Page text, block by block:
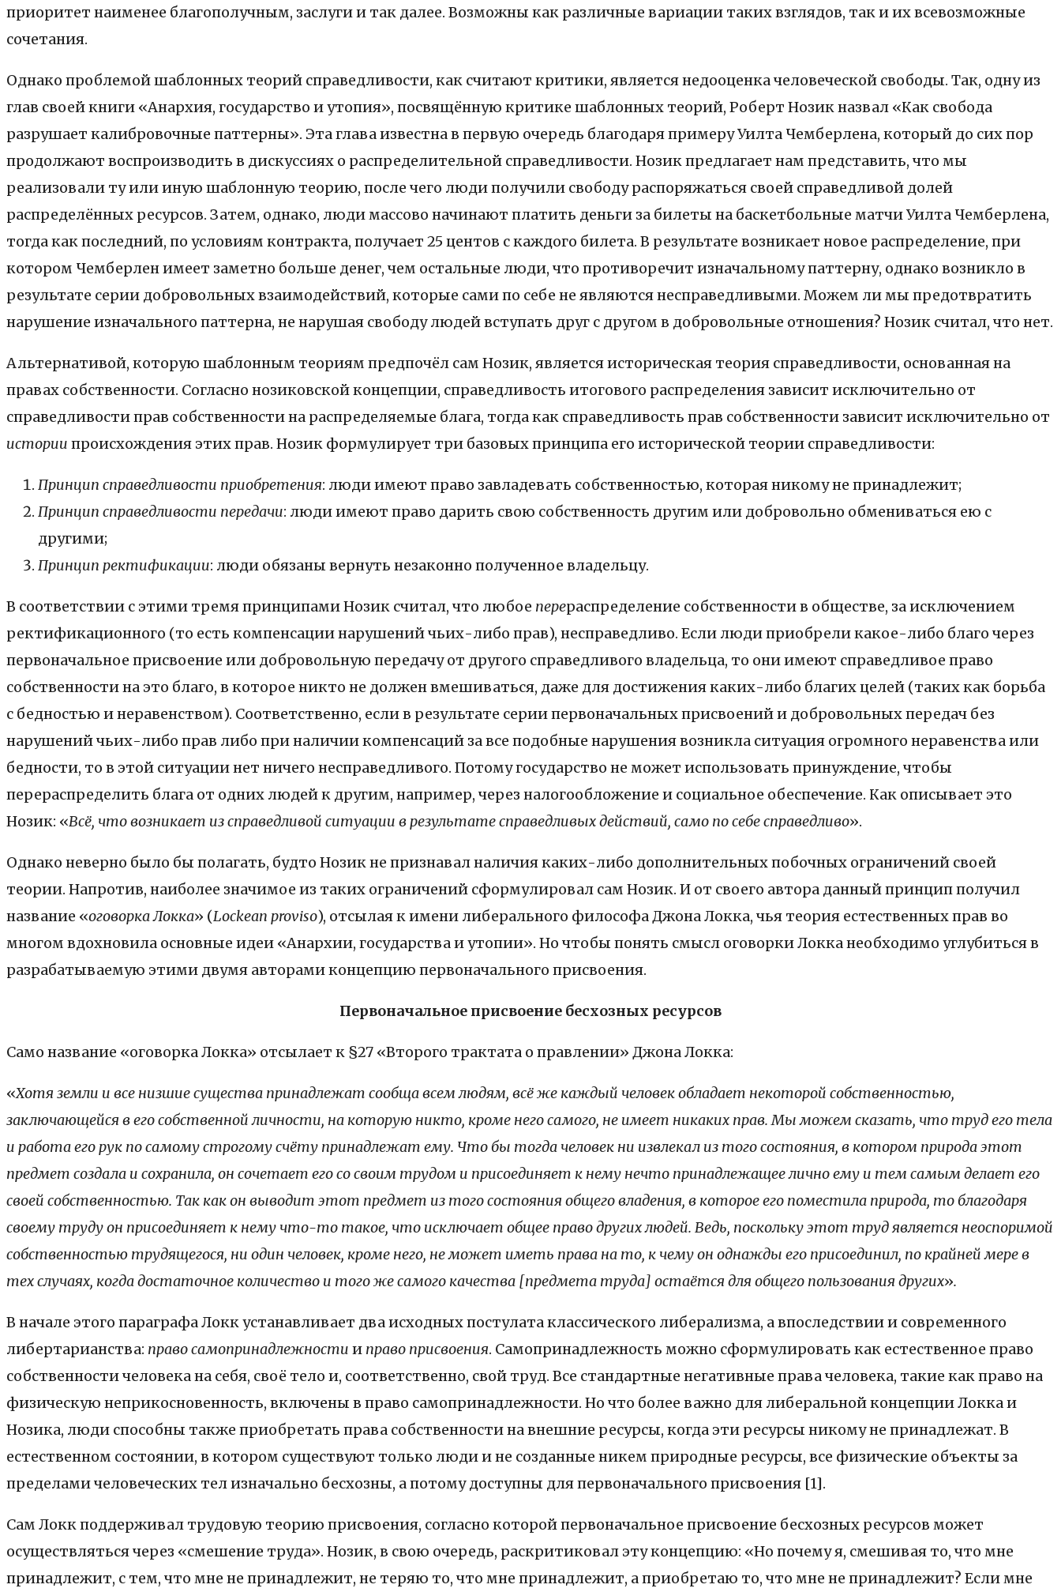
приоритет наименее благополучным, заслуги и так далее. Возможны как различные вариации таких взглядов, так и их всевозможные
сочетания.
Однако проблемой шаблонных теорий справедливости, как считают критики, является недооценка человеческой свободы. Так, одну из
глав своей книги «Анархия, государство и утопия», посвящённую критике шаблонных теорий, Роберт Нозик назвал «Как свобода
разрушает калибровочные паттерны». Эта глава известна в первую очередь благодаря примеру Уилта Чемберлена, который до сих пор
продолжают воспроизводить в дискуссиях о распределительной справедливости. Нозик предлагает нам представить, что мы
реализовали ту или иную шаблонную теорию, после чего люди получили свободу распоряжаться своей справедливой долей
распределённых ресурсов. Затем, однако, люди массово начинают платить деньги за билеты на баскетбольные матчи Уилта Чемберлена,
тогда как последний, по условиям контракта, получает 25 центов с каждого билета. В результате возникает новое распределение, при
котором Чемберлен имеет заметно больше денег, чем остальные люди, что противоречит изначальному паттерну, однако возникло в
результате серии добровольных взаимодействий, которые сами по себе не являются несправедливыми. Можем ли мы предотвратить
нарушение изначального паттерна, не нарушая свободу людей вступать друг с другом в добровольные отношения? Нозик считал, что нет.
Альтернативой, которую шаблонным теориям предпочёл сам Нозик, является историческая теория справедливости, основанная на
правах собственности. Согласно нозиковской концепции, справедливость итогового распределения зависит исключительно от
справедливости прав собственности на распределяемые блага, тогда как справедливость прав собственности зависит исключительно от
истории происхождения этих прав. Нозик формулирует три базовых принципа его исторической теории справедливости:
Принцип справедливости приобретения: люди имеют право завладевать собственностью, которая никому не принадлежит;
Принцип справедливости передачи: люди имеют право дарить свою собственность другим или добровольно обмениваться ею с
другими;
Принцип ректификации: люди обязаны вернуть незаконно полученное владельцу.
В соответствии с этими тремя принципами Нозик считал, что любое перераспределение собственности в обществе, за исключением
ректификационного (то есть компенсации нарушений чьих-либо прав), несправедливо. Если люди приобрели какое-либо благо через
первоначальное присвоение или добровольную передачу от другого справедливого владельца, то они имеют справедливое право
собственности на это благо, в которое никто не должен вмешиваться, даже для достижения каких-либо благих целей (таких как борьба
с бедностью и неравенством). Соответственно, если в результате серии первоначальных присвоений и добровольных передач без
нарушений чьих-либо прав либо при наличии компенсаций за все подобные нарушения возникла ситуация огромного неравенства или
бедности, то в этой ситуации нет ничего несправедливого. Потому государство не может использовать принуждение, чтобы
перераспределить блага от одних людей к другим, например, через налогообложение и социальное обеспечение. Как описывает это
Нозик: «Всё, что возникает из справедливой ситуации в результате справедливых действий, само по себе справедливо».
Однако неверно было бы полагать, будто Нозик не признавал наличия каких-либо дополнительных побочных ограничений своей
теории. Напротив, наиболее значимое из таких ограничений сформулировал сам Нозик. И от своего автора данный принцип получил
название «оговорка Локка» (Lockean proviso), отсылая к имени либерального философа Джона Локка, чья теория естественных прав во
многом вдохновила основные идеи «Анархии, государства и утопии». Но чтобы понять смысл оговорки Локка необходимо углубиться в
разрабатываемую этими двумя авторами концепцию первоначального присвоения.
Первоначальное присвоение бесхозных ресурсов
Само название «оговорка Локка» отсылает к §27 «Второго трактата о правлении» Джона Локка:
«Хотя земли и все низшие существа принадлежат сообща всем людям, всё же каждый человек обладает некоторой собственностью,
заключающейся в его собственной личности, на которую никто, кроме него самого, не имеет никаких прав. Мы можем сказать, что труд его тела
и работа его рук по самому строгому счёту принадлежат ему. Что бы тогда человек ни извлекал из того состояния, в котором природа этот
предмет создала и сохранила, он сочетает его со своим трудом и присоединяет к нему нечто принадлежащее лично ему и тем самым делает его
своей собственностью. Так как он выводит этот предмет из того состояния общего владения, в которое его поместила природа, то благодаря
своему труду он присоединяет к нему что-то такое, что исключает общее право других людей. Ведь, поскольку этот труд является неоспоримой
собственностью трудящегося, ни один человек, кроме него, не может иметь права на то, к чему он однажды его присоединил, по крайней мере в
тех случаях, когда достаточное количество и того же самого качества [предмета труда] остаётся для общего пользования других».
В начале этого параграфа Локк устанавливает два исходных постулата классического либерализма, а впоследствии и современного
либертарианства: право самопринадлежности и право присвоения. Самопринадлежность можно сформулировать как естественное право
собственности человека на себя, своё тело и, соответственно, свой труд. Все стандартные негативные права человека, такие как право на
физическую неприкосновенность, включены в право самопринадлежности. Но что более важно для либеральной концепции Локка и
Нозика, люди способны также приобретать права собственности на внешние ресурсы, когда эти ресурсы никому не принадлежат. В
естественном состоянии, в котором существуют только люди и не созданные никем природные ресурсы, все физические объекты за
пределами человеческих тел изначально бесхозны, а потому доступны для первоначального присвоения [1].
Сам Локк поддерживал трудовую теорию присвоения, согласно которой первоначальное присвоение бесхозных ресурсов может
осуществляться через «смешение труда». Нозик, в свою очередь, раскритиковал эту концепцию: «Но почему я, смешивая то, что мне
принадлежит, с тем, что мне не принадлежит, не теряю то, что мне принадлежит, а приобретаю то, что мне не принадлежит? Если мне